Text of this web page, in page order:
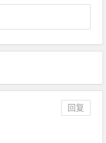
回复